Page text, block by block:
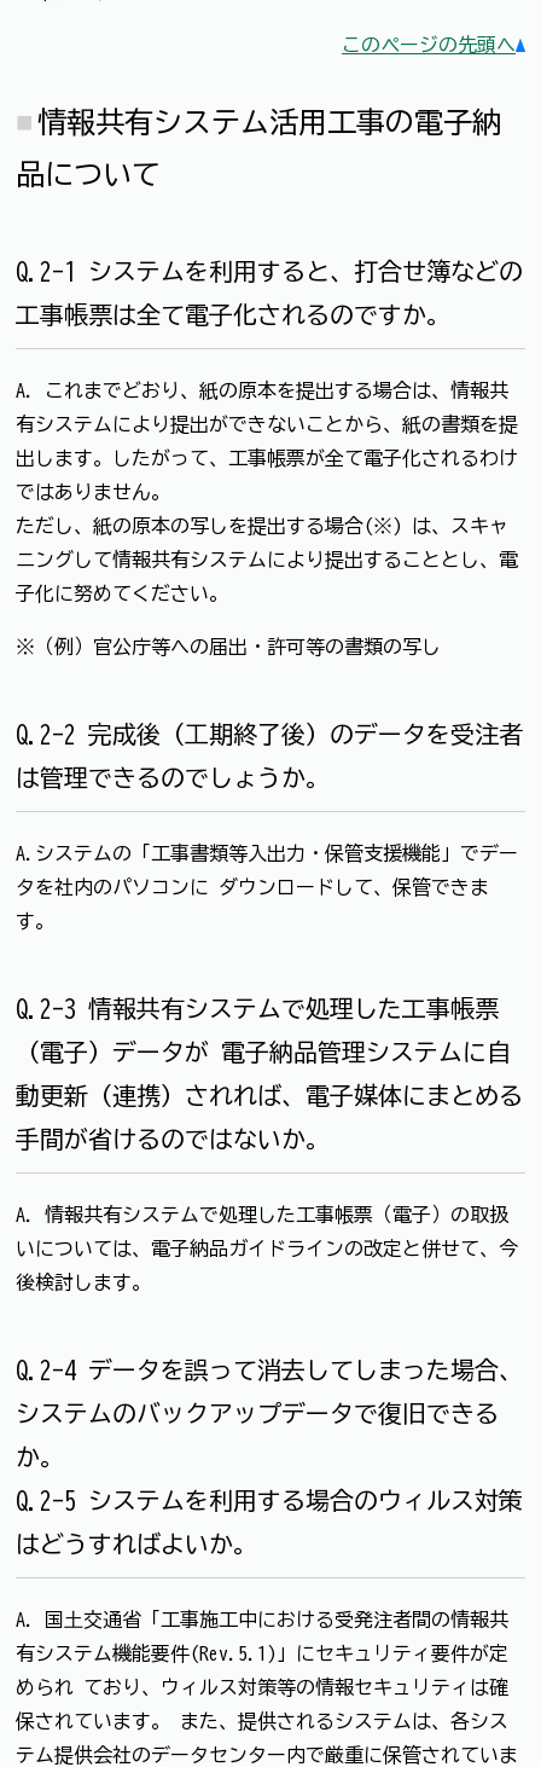
このページの先頭へ
情報共有システム活用工事の電子納
品について
Q.2-1 システムを利用すると、打合せ簿などの
工事帳票は全て電子化されるのですか。
A. これまでどおり、紙の原本を提出する場合は、情報共
有システムにより提出ができないことから、紙の書類を提
出します。したがって、工事帳票が全て電子化されるわけ
ではありません。
ただし、紙の原本の写しを提出する場合(※) は、スキャ
ニングして情報共有システムにより提出することとし、電
子化に努めてください。
※（例）官公庁等への届出・許可等の書類の写し
Q.2-2 完成後（⼯期終了後）のデータを受注者
は管理できるのでしょうか。
A.システムの「工事書類等入出力・保管支援機能」でデー
タを社内のパソコンに ダウンロードして、保管できま
す。
Q.2-3 情報共有システムで処理した工事帳票
（電子）データが 電子納品管理システムに自
動更新（連携）されれば、電子媒体にまとめる
手間が省けるのではないか。
A. 情報共有システムで処理した工事帳票（電子）の取扱
いについては、電子納品ガイドラインの改定と併せて、今
後検討します。
Q.2-4 データを誤って消去してしまった場合、
システムのバックアップデータで復旧できる
か。
Q.2-5 システムを利用する場合のウィルス対策
はどうすればよいか。
A. 国⼟交通省「工事施工中における受発注者間の情報共
有システム機能要件(Rev.5.1)」にセキュリティ要件が定
められ ており、ウィルス対策等の情報セキュリティは確
保されています。 また、提供されるシステムは、各シス
テム提供会社のデータセンター内で厳重に保管されていま